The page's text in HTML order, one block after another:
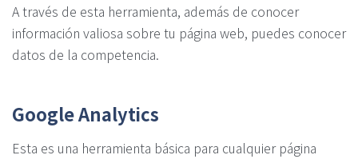
A través de esta herramienta, además de conocer
información valiosa sobre tu página web, puedes conocer
datos de la competencia.
Google Analytics
Esta es una herramienta básica para cualquier página